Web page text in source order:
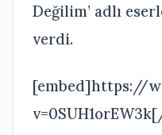
Değilim’ adlı
verdi.
[embed]https://